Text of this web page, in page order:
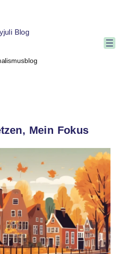
Blog
Mein Fokus